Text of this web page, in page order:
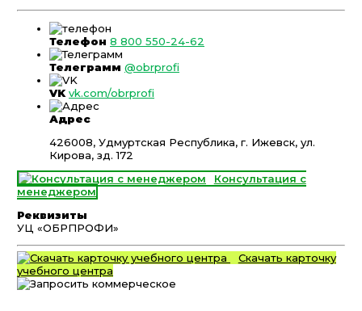
Телефон 8 800 550-24-62
Телеграмм @obrprofi
VK vk.com/obrprofi
Адрес
426008, Удмуртская Республика, г. Ижевск, ул.
Кирова, зд. 172
Консультация с
менеджером
Реквизиты
УЦ «ОБРПРОФИ»
Скачать карточку
учебного центра